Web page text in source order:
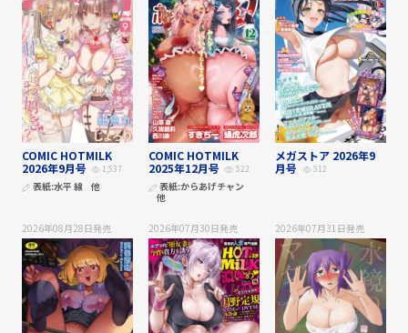
COMIC HOTMILK
2026年9月号
1,537
表紙:水平 線 他
COMIC HOTMILK
2025年12月号
522
表紙:からあげチャン
他
メガストア 2026年9
月号
512
2026年08月28日発売 2026年07月30日発売 2026年07月31日発売